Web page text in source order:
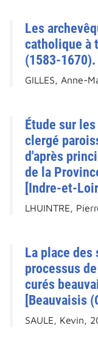
Les
catholique à
(1583-
GILLES, Anne-
Étude sur
clergé
d'après
de la
[Indre-et-
LHUINTRE,
La place des
processus
curés
[Beauvaisis
SAULE, Kevin,